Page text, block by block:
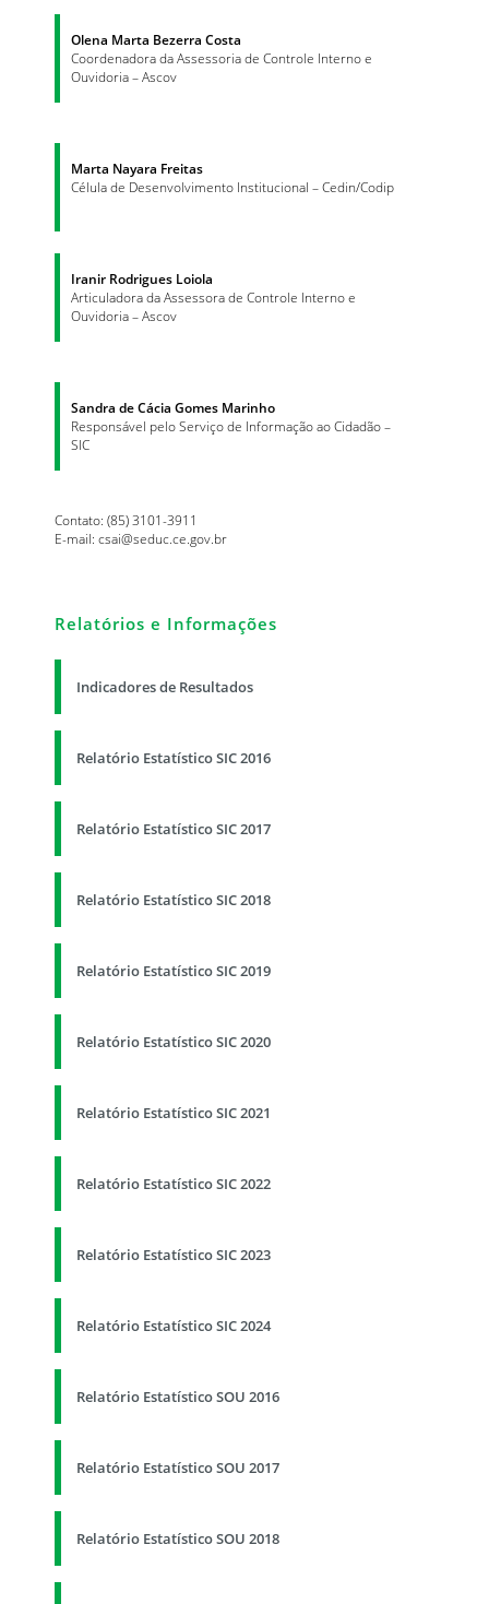
Olena Marta Bezerra Costa
Coordenadora da Assessoria de Controle Interno e
Ouvidoria – Ascov
Marta Nayara Freitas
Célula de Desenvolvimento Institucional – Cedin/Codip
Iranir Rodrigues Loiola
Articuladora da Assessora de Controle Interno e
Ouvidoria – Ascov
Sandra de Cácia Gomes Marinho
Responsável pelo Serviço de Informação ao Cidadão –
SIC
Contato: (85) 3101-3911
E-mail: csai@seduc.ce.gov.br
Relatórios e Informações
Indicadores de Resultados
Relatório Estatístico SIC 2016
Relatório Estatístico SIC 2017
Relatório Estatístico SIC 2018
Relatório Estatístico SIC 2019
Relatório Estatístico SIC 2020
Relatório Estatístico SIC 2021
Relatório Estatístico SIC 2022
Relatório Estatístico SIC 2023
Relatório Estatístico SIC 2024
Relatório Estatístico SOU 2016
Relatório Estatístico SOU 2017
Relatório Estatístico SOU 2018